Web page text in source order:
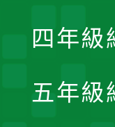
四年級
五年級